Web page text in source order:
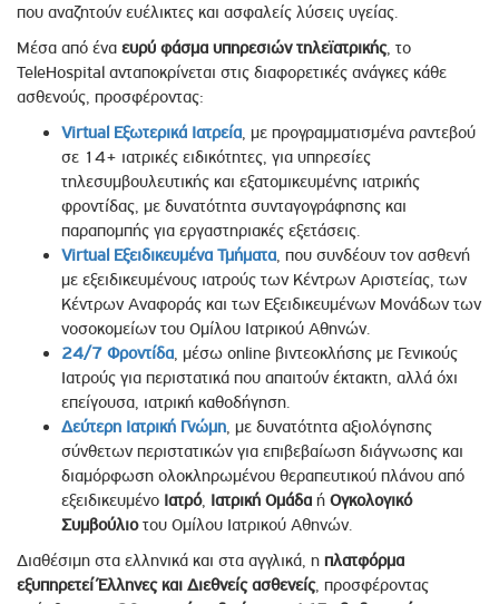
που αναζητούν ευέλικτες και ασφαλείς λύσεις υγείας.
Μέσα από ένα ευρύ φάσμα υπηρεσιών τηλεϊατρικής, το
TeleHospital ανταποκρίνεται στις διαφορετικές ανάγκες κάθε
ασθενούς, προσφέροντας:
Virtual Εξωτερικά Ιατρεία, με προγραμματισμένα ραντεβού
σε 14+ ιατρικές ειδικότητες, για υπηρεσίες
τηλεσυμβουλευτικής και εξατομικευμένης ιατρικής
φροντίδας, με δυνατότητα συνταγογράφησης και
παραπομπής για εργαστηριακές εξετάσεις.
Virtual Εξειδικευμένα Τμήματα, που συνδέουν τον ασθενή
με εξειδικευμένους ιατρούς των Κέντρων Αριστείας, των
Κέντρων Αναφοράς και των Εξειδικευμένων Μονάδων των
νοσοκομείων του Ομίλου Ιατρικού Αθηνών.
24/7 Φροντίδα, μέσω online βιντεοκλήσης με Γενικούς
Ιατρούς για περιστατικά που απαιτούν έκτακτη, αλλά όχι
επείγουσα, ιατρική καθοδήγηση.
Δεύτερη Ιατρική Γνώμη, με δυνατότητα αξιολόγησης
σύνθετων περιστατικών για επιβεβαίωση διάγνωσης και
διαμόρφωση ολοκληρωμένου θεραπευτικού πλάνου από
εξειδικευμένο Ιατρό, Ιατρική Ομάδα ή Ογκολογικό
Συμβούλιοτου Ομίλου Ιατρικού Αθηνών.
Διαθέσιμη στα ελληνικά και στα αγγλικά, η πλατφόρμα
εξυπηρετεί Έλληνες και Διεθνείς ασθενείς, προσφέροντας